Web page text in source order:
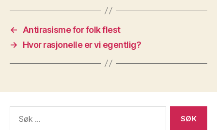
←
Antirasisme for folk flest
→
Hvor rasjonelle er vi egentlig?
etter: